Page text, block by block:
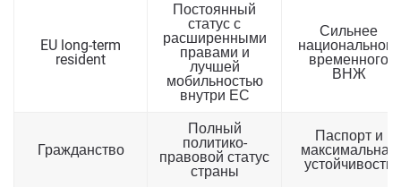
EU long-term
resident
Постоянный
статус с
расширенными
правами и
лучшей
мобильностью
внутри ЕС
Сильнее
национального
временного
ВНЖ
Гражданство
Полный
политико-
правовой статус
страны
Паспорт и
максимальная
устойчивость